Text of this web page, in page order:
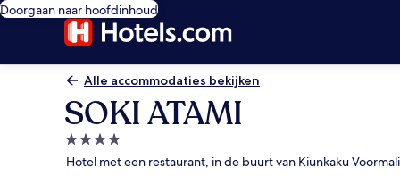
Doorgaan naar hoofdinhoud
Alle accommodaties bekijken
SOKI ATAMI
4.0-
sterrenaccommodatie
Hotel met een restaurant, in de buurt van Kiunkaku